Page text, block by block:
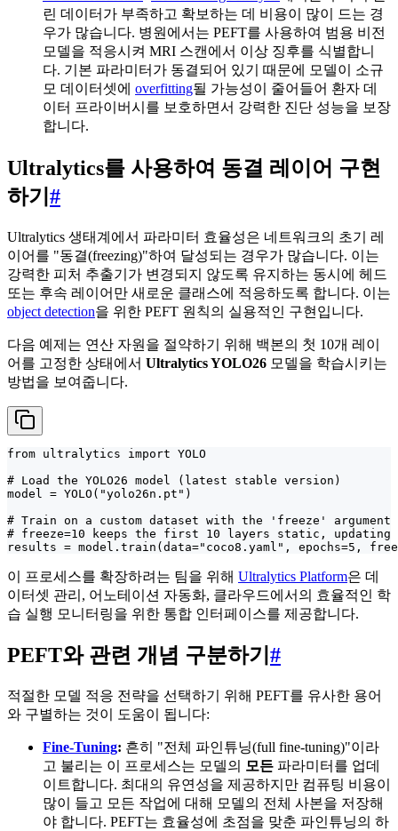
린 데이터가 부족하고 확보하는 데 비용이 많이 드는 경
우가 많습니다. 병원에서는 PEFT를 사용하여 범용 비전
모델을 적응시켜 MRI 스캔에서 이상 징후를 식별합니
다. 기본 파라미터가 동결되어 있기 때문에 모델이 소규
모 데이터셋에 overfitting될 가능성이 줄어들어 환자 데
이터 프라이버시를 보호하면서 강력한 진단 성능을 보장
합니다.
Ultralytics를 사용하여 동결 레이어 구현
하기 #
Ultralytics 생태계에서 파라미터 효율성은 네트워크의 초기 레
이어를 "동결(freezing)"하여 달성되는 경우가 많습니다. 이는
강력한 피처 추출기가 변경되지 않도록 유지하는 동시에 헤드
또는 후속 레이어만 새로운 클래스에 적응하도록 합니다. 이는
object detection을 위한 PEFT 원칙의 실용적인 구현입니다.
다음 예제는 연산 자원을 절약하기 위해 백본의 첫 10개 레이
어를 고정한 상태에서 Ultralytics YOLO26 모델을 학습시키는
방법을 보여줍니다.
from ultralytics import YOLO
# Load the YOLO26 model (latest stable version)
model = YOLO("yolo26n.pt")
# Train on a custom dataset with the 'freeze' argument
# freeze=10 keeps the first 10 layers static, updating
results = model.train(data="coco8.yaml", epochs=5,
이 프로세스를 확장하려는 팀을 위해 Ultralytics Platform은 데
이터셋 관리, 어노테이션 자동화, 클라우드에서의 효율적인 학
습 실행 모니터링을 위한 통합 인터페이스를 제공합니다.
PEFT와 관련 개념 구분하기 #
적절한 모델 적응 전략을 선택하기 위해 PEFT를 유사한 용어
와 구별하는 것이 도움이 됩니다:
Fine-Tuning: 흔히 "전체 파인튜닝(full fine-tuning)"이라
고 불리는 이 프로세스는 모델의 모든 파라미터를 업데
이트합니다. 최대의 유연성을 제공하지만 컴퓨팅 비용이
많이 들고 모든 작업에 대해 모델의 전체 사본을 저장해
야 합니다. PEFT는 효율성에 초점을 맞춘 파인튜닝의 하